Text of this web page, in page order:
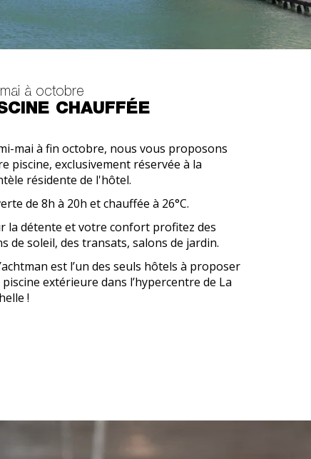
à octobre
CHAUFFÉE
mai à fin octobre, nous vous proposons
piscine, exclusivement réservée à la
résidente de l'hôtel.
de 8h à 20h et chauffée à 26°C.
la détente et votre confort profitez des
de soleil, des transats, salons de jardin.
est l’un des seuls hôtels à proposer
extérieure dans l’hypercentre de La
!